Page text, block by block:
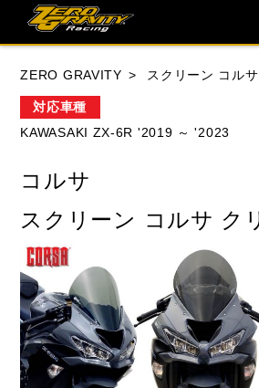
閉じる
ZERO GRAVITY スクリーン コル
対応車種
KAWASAKI ZX-6R '2019 ～ '2023
コルサ
スクリーン コルサ ク